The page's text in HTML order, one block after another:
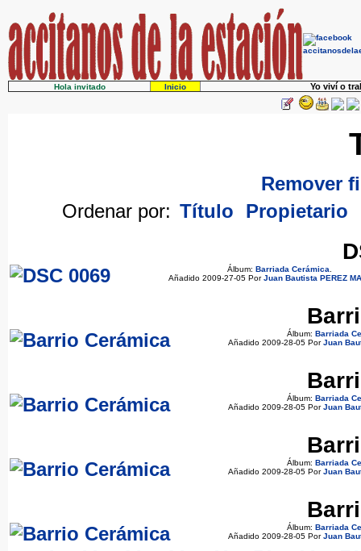
Hola invitado Inicio Yo viví o
Remover
Ordenar por: Título Propietario
Álbum: Barriada Cerámica
Añadido 2009-27-05 PorJuan Bautista PEREZ
Álbum: Barriada
Añadido 2009-28-05 PorJuan
Álbum: Barriada
Añadido 2009-28-05 PorJuan
Álbum: Barriada
Añadido 2009-28-05 PorJuan
Álbum: Barriada
Añadido 2009-28-05 PorJuan